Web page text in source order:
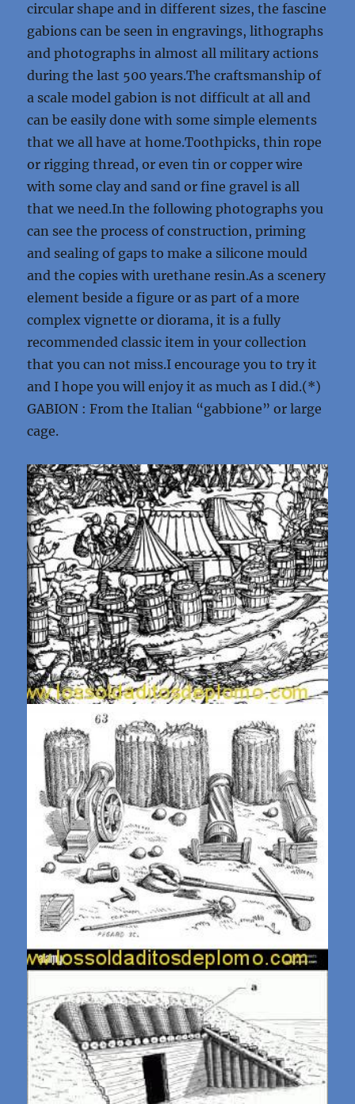
circular shape and in different sizes, the fascine
gabions can be seen in engravings, lithographs
and photographs in almost all military actions
during the last 500 years.The craftsmanship of
a scale model gabion is not difficult at all and
can be easily done with some simple elements
that we all have at home.Toothpicks, thin rope
or rigging thread, or even tin or copper wire
with some clay and sand or fine gravel is all
that we need.In the following photographs you
can see the process of construction, priming
and sealing of gaps to make a silicone mould
and the copies with urethane resin.As a scenery
element beside a figure or as part of a more
complex vignette or diorama, it is a fully
recommended classic item in your collection
that you can not miss.I encourage you to try it
and I hope you will enjoy it as much as I did.(*)
GABION : From the Italian “gabbione” or large
cage.